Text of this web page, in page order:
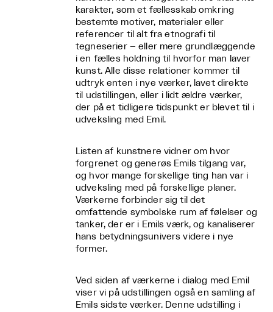
karakter, som et fællesskab omkring
bestemte motiver, materialer eller
referencer til alt fra etnografi til
tegneserier – eller mere grundlæggende
i en fælles holdning til hvorfor man laver
kunst. Alle disse relationer kommer til
udtryk enten i nye værker, lavet direkte
til udstillingen, eller i lidt ældre værker,
der på et tidligere tidspunkt er blevet til i
udveksling med Emil.
Listen af kunstnere vidner om hvor
forgrenet og generøs Emils tilgang var,
og hvor mange forskellige ting han var i
udveksling med på forskellige planer.
Værkerne forbinder sig til det
omfattende symbolske rum af følelser og
tanker, der er i Emils værk, og kanaliserer
hans betydningsunivers videre i nye
former.
Ved siden af værkerne i dialog med Emil
viser vi på udstillingen også en samling af
Emils sidste værker. Denne udstilling i